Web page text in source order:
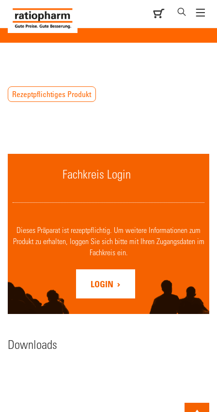
Rezeptpflichtiges Produkt
Fachkreis Login
Dieses Präparat ist rezeptpflichtig. Um weitere Informationen zum
Produkt zu erhalten, loggen Sie sich bitte mit Ihren Zugangsdaten im
Fachkreis ein.
LOGIN
Downloads